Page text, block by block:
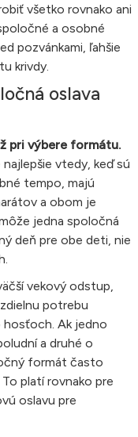
všetko rovnako ani
a osobné
pozvánkami, ľahšie
krivdy.
oslava
pri výbere formátu.
vtedy, keď sú
tempo, majú
a obom je
jedna spoločná
deň pre obe deti, nie
vekový odstup,
potrebu
Ak jedno
a druhé o
formát často
platí rovnako pre
oslavu pre